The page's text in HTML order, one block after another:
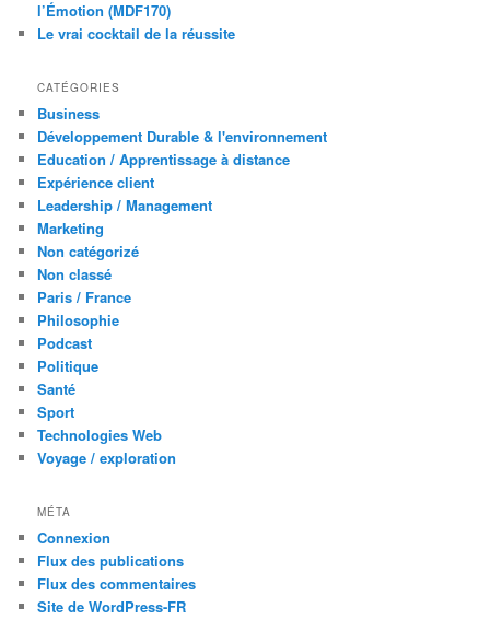
l’Émotion (MDF170)
Le vrai cocktail de la réussite
CATÉGORIES
Business
Développement Durable & l'environnement
Education / Apprentissage à distance
Expérience client
Leadership / Management
Marketing
Non catégorizé
Non classé
Paris / France
Philosophie
Podcast
Politique
Santé
Sport
Technologies Web
Voyage / exploration
MÉTA
Connexion
Flux des publications
Flux des commentaires
Site de WordPress-FR